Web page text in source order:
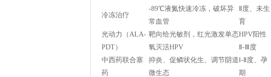
冷冻治疗
-89℃液氮快速冷冻，破坏异
常血管
Ⅱ度、未生
育
光动力（ALA-
PDT）
靶向给光敏剂，红光激发单态
氧灭活HPV
HPV阳性
Ⅱ-Ⅲ度
中西药联合塞
药
抑炎、促鳞状化生、调节阴道
微生态
Ⅰ-Ⅱ度、孕
期